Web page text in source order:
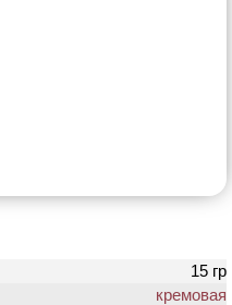
15 гр
кремовая